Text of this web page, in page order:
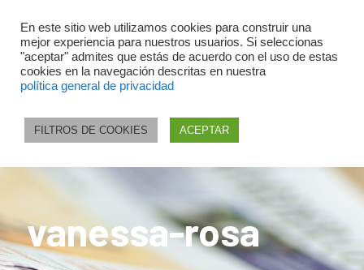
vanessa-rosa
En este sitio web utilizamos cookies para construir una
mejor experiencia para nuestros usuarios. Si seleccionas
"aceptar" admites que estás de acuerdo con el uso de estas
cookies en la navegación descritas en nuestra
política general de privacidad
FILTROS DE COOKIES ACEPTAR